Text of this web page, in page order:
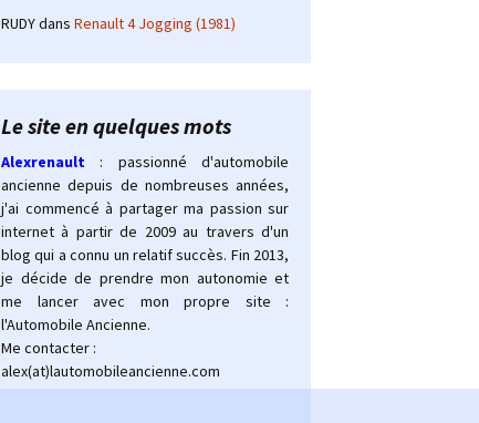
RUDYdans Renault 4 Jogging (1981)
Le site en quelques mots
Alexrenault
: passionné d'automobile
ancienne depuis de nombreuses années,
j'ai commencé à partager ma passion sur
internet à partir de 2009 au travers d'un
blog qui a connu un relatif succès. Fin 2013,
je décide de prendre mon autonomie et
me lancer avec mon propre site :
l'Automobile Ancienne.
Me contacter :
alex(at)lautomobileancienne.com